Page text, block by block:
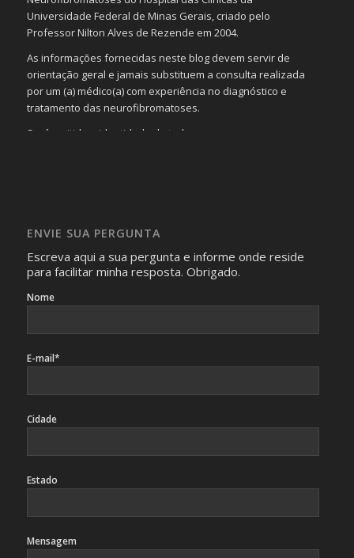
Universidade Federal de Minas Gerais, criado pelo
Professor Nilton Alves de Rezende em 2004.
As informações fornecidas neste blog devem servir de
orientação geral e jamais substituem a consulta realizada
por um (a) médico(a) com experiência no diagnóstico e
tratamento das neurofibromatoses.
Será omitida a identidade de todas as pessoas que
identificação da pessoa fotografada.
ENVIE SUA PERGUNTA
Escreva aqui a sua pergunta e informe onde reside
para facilitar minha resposta. Obrigado.
Nome
E-mail*
Cidade
Estado
Mensagem